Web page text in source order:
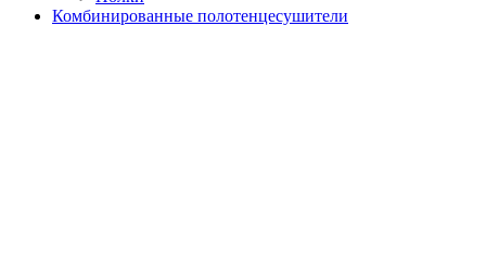
Комбинированные полотенцесушители